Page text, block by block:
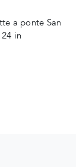
a ponte San
in